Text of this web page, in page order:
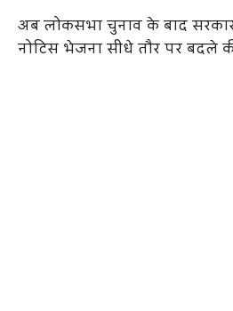
अब लोकसभा चुनाव के बाद सरकार
नोटिस भेजना सीधे तौर पर बदले